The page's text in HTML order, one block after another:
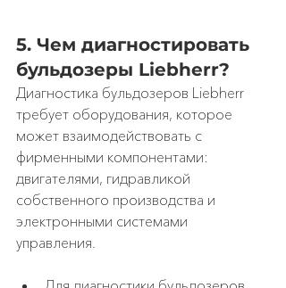
5. Чем диагностировать
бульдозеры Liebherr?
Диагностика бульдозеров Liebherr
требует оборудования, которое
может взаимодействовать с
фирменными компонентами:
двигателями, гидравликой
собственного производства и
электронными системами
управления.